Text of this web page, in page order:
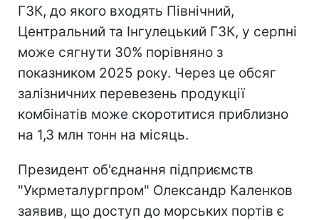
ГЗК, до якого входять Північний,
Центральний та Інгулецький ГЗК, у серпні
може сягнути 30% порівняно з
показником 2025 року. Через це обсяг
залізничних перевезень продукції
комбінатів може скоротитися приблизно
на 1,3 млн тонн на місяць.
Президент об'єднання підприємств
"Укрметалургпром" Олександр Каленков
заявив, що доступ до морських портів є